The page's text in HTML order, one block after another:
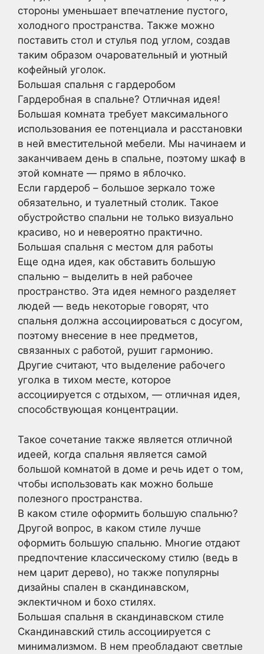
стороны уменьшает впечатление пустого,
холодного пространства. Также можно
поставить стол и стулья под углом, создав
таким образом очаровательный и уютный
кофейный уголок.
Большая спальня с гардеробом
Гардеробная в спальне? Отличная идея!
Большая комната требует максимального
использования ее потенциала и расстановки
в ней вместительной мебели. Мы начинаем и
заканчиваем день в спальне, поэтому шкаф в
этой комнате — прямо в яблочко.
Если гардероб – большое зеркало тоже
обязательно, и туалетный столик. Такое
обустройство спальни не только визуально
красиво, но и невероятно практично.
Большая спальня с местом для работы
Еще одна идея, как обставить большую
спальню – выделить в ней рабочее
пространство. Эта идея немного разделяет
людей — ведь некоторые говорят, что
спальня должна ассоциироваться с досугом,
поэтому внесение в нее предметов,
связанных с работой, рушит гармонию.
Другие считают, что выделение рабочего
уголка в тихом месте, которое
ассоциируется с отдыхом, — отличная идея,
способствующая концентрации.
Такое сочетание также является отличной
идеей, когда спальня является самой
большой комнатой в доме и речь идет о том,
чтобы использовать как можно больше
полезного пространства.
В каком стиле оформить большую спальню?
Другой вопрос, в каком стиле лучше
оформить большую спальню. Многие отдают
предпочтение классическому стилю (ведь в
нем царит дерево), но также популярны
дизайны спален в скандинавском,
эклектичном и бохо стилях.
Большая спальня в скандинавском стиле
Скандинавский стиль ассоциируется с
минимализмом. В нем преобладают светлые